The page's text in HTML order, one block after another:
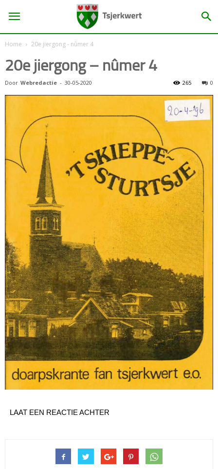
Home 20e jiergong - nûmer 4
20e jiergong – nûmer 4
Door Webredactie - 30-05-2020 0
265
LAAT EEN REACTIE ACHTER